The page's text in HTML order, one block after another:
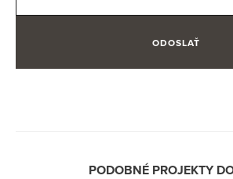
ODOSLAŤ
PODOBNÉ PROJEKTY